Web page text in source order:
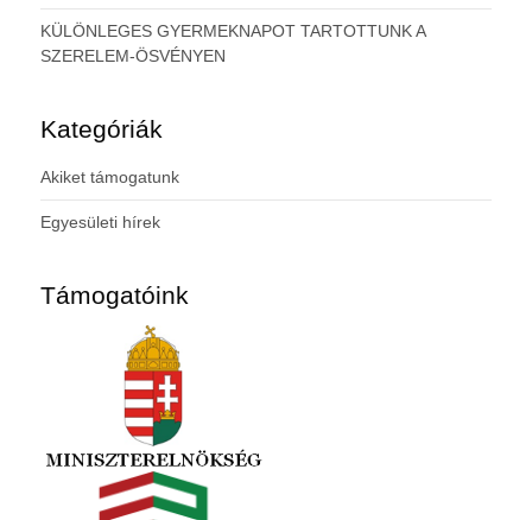
KÜLÖNLEGES GYERMEKNAPOT TARTOTTUNK A
SZERELEM-ÖSVÉNYEN
Kategóriák
Akiket támogatunk
Egyesületi hírek
Támogatóink